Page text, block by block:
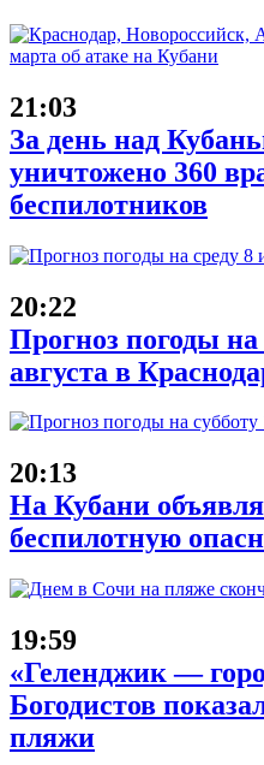
21:03
За день над
уничтожено 360
беспилотников
20:22
Прогноз погоды на
августа в
20:13
На Кубани
беспилотную
19:59
«Геленджик —
Богодистов
пляжи